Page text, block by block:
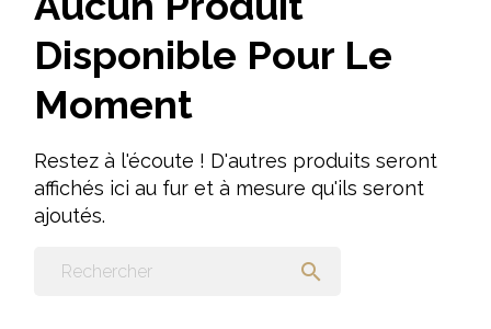
Disponible Pour Le
Moment
Restez à l'écoute ! D'autres produits seront
affichés ici au fur et à mesure qu'ils seront
ajoutés.
